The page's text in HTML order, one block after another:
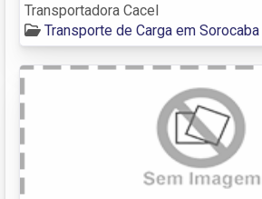
Transportadora Cacel
Transporte de Carga em Sorocaba